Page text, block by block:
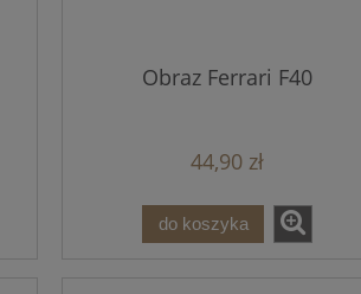
Obraz Ferrari F40
44,90 zł
do koszyka